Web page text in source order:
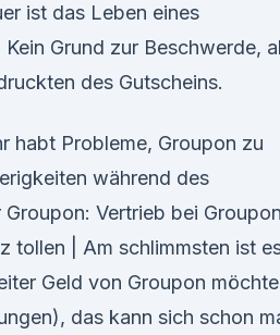
ist das Leben eines
Grund zur Beschwerde,
des Gutscheins.
habt Probleme, Groupon zu
während des
Vertrieb bei
tollen | Am schlimmsten ist
Geld von Groupon möchte
das kann sich schon